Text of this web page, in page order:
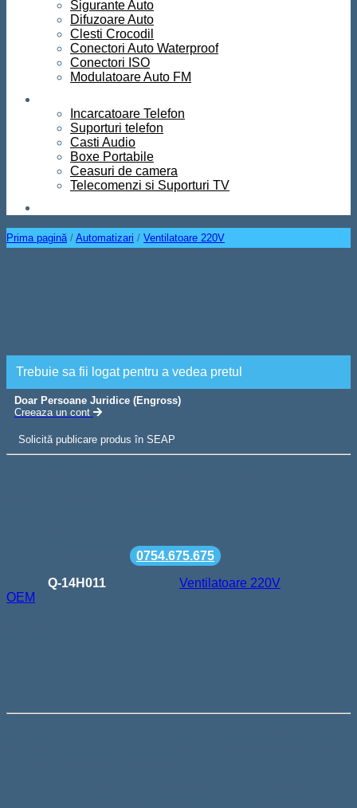
Sigurante Auto
Difuzoare Auto
Clesti Crocodil
Conectori Auto Waterproof
Conectori ISO
Modulatoare Auto FM
Incarcatoare Telefon
Suporturi telefon
Casti Audio
Boxe Portabile
Ceasuri de camera
Telecomenzi si Suporturi TV
Prima pagină / Automatizari / Ventilatoare 220V
Trebuie sa fii logat pentru a vedea pretul
Doar Persoane Juridice (Engross)
Creeaza un cont
Solicită publicare produs în SEAP
0754.675.675
Q-14H011 Ventilatoare 220V
OEM